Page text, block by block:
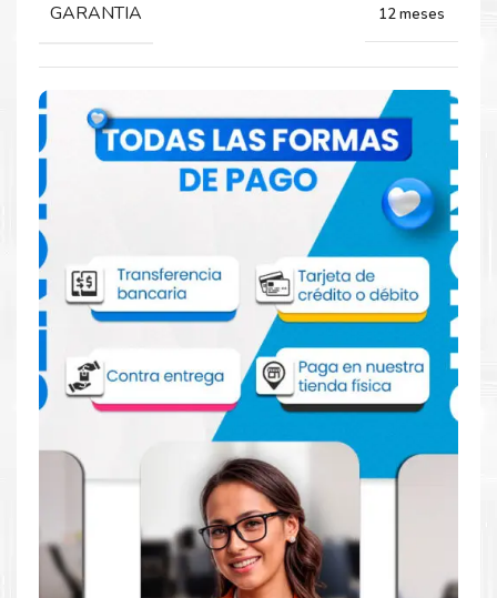
Comprar Tóner HP 90X Negro para
impresora HP M601 602
Aprovecha nuestra experiencia y atención para adquirir tus
productos. Tenemos promociones todos los días. Escríbenos o
visítanos hoy para encontrar la solución perfecta para tu
impresora
Tóner HP 90X Negro para impresoras
M601 M602 M603DM M4555H.
Dónde comprar Tóner para impresora HP
M601 602 en Lima o para provincia
GARANTIA 12 meses